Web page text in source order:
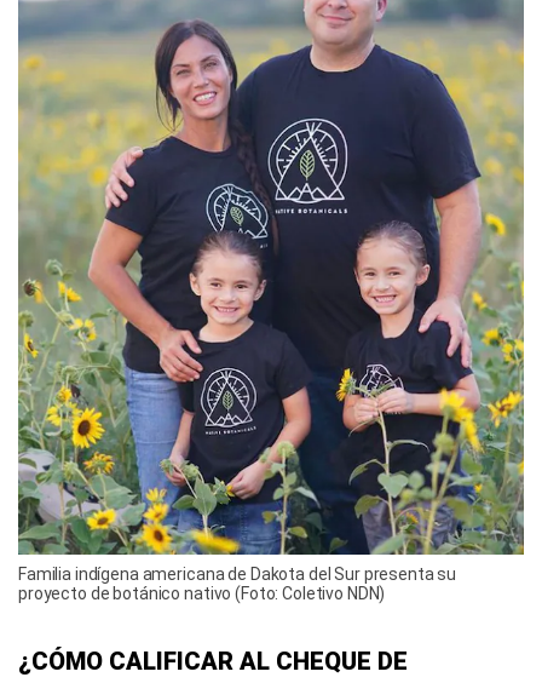
Familia indígena americana de Dakota del Sur presenta su
proyecto de botánico nativo (Foto: Coletivo NDN)
¿CÓMO CALIFICAR AL CHEQUE DE